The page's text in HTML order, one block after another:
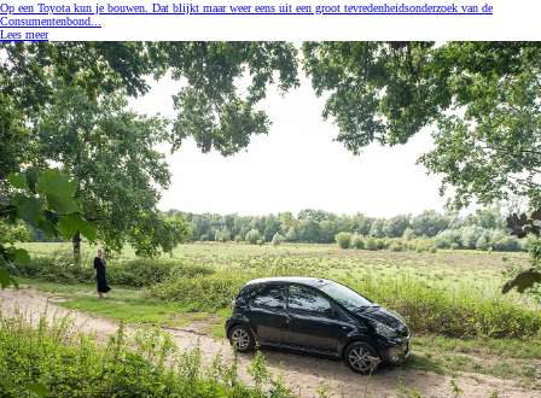
Op een Toyota kun je bouwen. Dat blijkt maar weer eens uit een groot tevredenheidsonderzoek van de
Consumentenbond...
Lees meer